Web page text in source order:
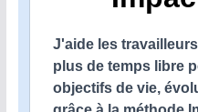
J'aide les
plus de temps libre
objectifs de vie,